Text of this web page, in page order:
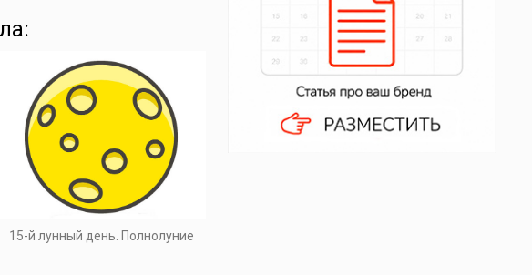
15-й лунный день. Полнолуние